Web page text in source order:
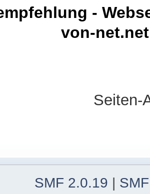
-
von-net.net
Seiten-
SMF 2.0.19